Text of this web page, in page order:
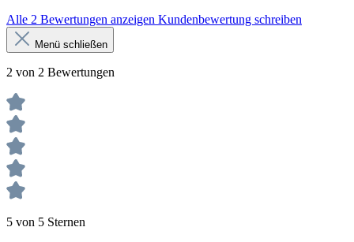
Alle 2 Bewertungen anzeigen Kundenbewertung schreiben
Menü schließen
2 von 2 Bewertungen
5 von 5 Sternen